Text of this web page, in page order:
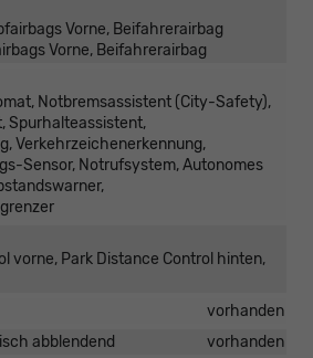
Vorne, Beifahrerairbag
Vorne, Beifahrerairbag
Notbremsassistent (City-Safety),
Spurhalteassistent,
Verkehrzeichenerkennung,
Sensor, Notrufsystem, Autonomes
vorne, Park Distance Control hinten,
vorhanden
abblendend
vorhanden